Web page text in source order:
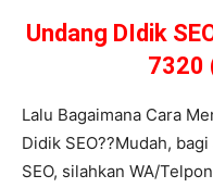
Undang DIdik
7320
Lalu Bagaimana Cara
Didik SEO??Mudah,
SEO, silahkan WA/